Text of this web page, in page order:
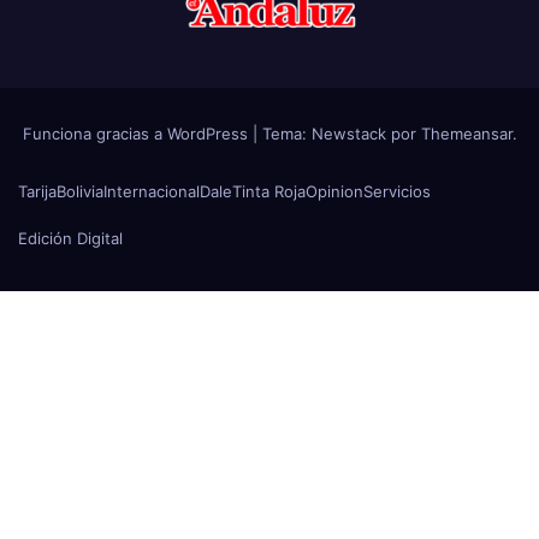
Funciona gracias a WordPress Tema: Newstackpor Themeansar.
TarijaBoliviaInternacionalDaleTinta RojaOpinionServicios
Edición Digital